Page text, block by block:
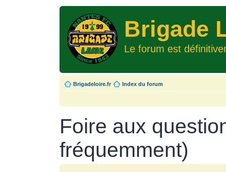
Brigade
Le forum est
Brigadeloire.fr Index du forum
Foire aux
fréquemment)